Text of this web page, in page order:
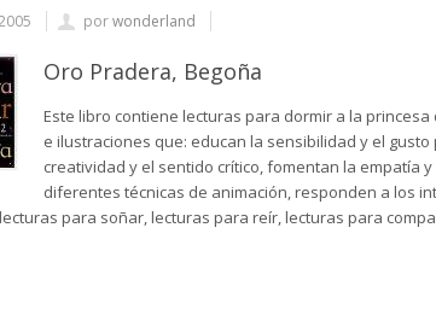
porwonderland
Oro Pradera, Begoña
Este libro contiene lecturas para dormir a la
e ilustraciones que: educan la sensibilidad y el
creatividad y el sentido crítico, fomentan la empatía
diferentes técnicas de animación, responden a los
para soñar, lecturas para reír, lecturas para